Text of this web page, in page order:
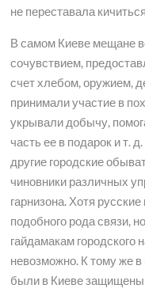
не переставала
В самом Киеве мещане
сочувствием,
счет хлебом, оружием,
принимали участие в
укрывали добычу,
часть ее в подарок и т.
другие городские
чиновники различных
гарнизона. Хотя
подобного рода связи,
гайдамакам городского
невозможно. К тому же
были в Киеве